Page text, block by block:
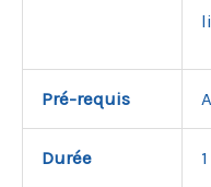
Pré-requis
Durée